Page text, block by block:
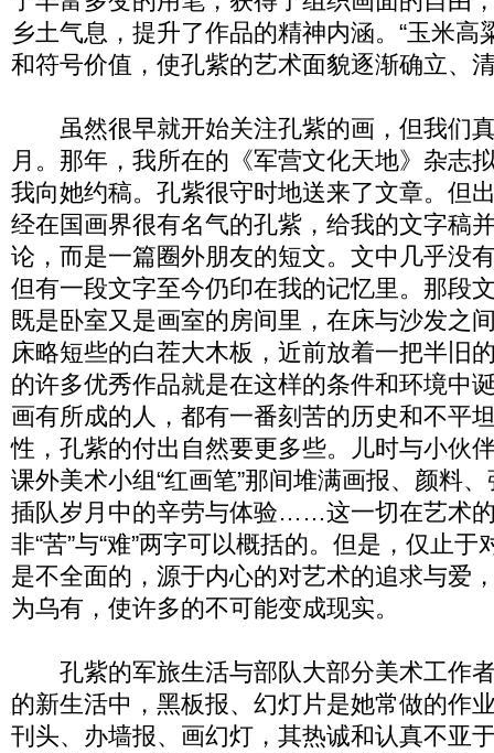
乡土气息，提升了作品的精神内涵。“玉米高
和符号价值，使孔紫的艺术面貌逐渐确立、
虽然很早就开始关注孔紫的画，但我们真
月。那年，我所在的《军营文化天地》杂志
我向她约稿。孔紫很守时地送来了文章。但
经在国画界很有名气的孔紫，给我的文字稿
论，而是一篇圈外朋友的短文。文中几乎没
但有一段文字至今仍印在我的记忆里。那段
既是卧室又是画室的房间里，在床与沙发之
床略短些的白茬大木板，近前放着一把半旧
的许多优秀作品就是在这样的条件和环境中
画有所成的人，都有一番刻苦的历史和不平
性，孔紫的付出自然要更多些。儿时与小伙
课外美术小组“红画笔”那间堆满画报、颜料
插队岁月中的辛劳与体验……这一切在艺术
非“苦”与“难”两字可以概括的。但是，仅止
是不全面的，源于内心的对艺术的追求与爱
为乌有，使许多的不可能变成现实。
孔紫的军旅生活与部队大部分美术工作
的新生活中，黑板报、幻灯片是她常做的作
刊头、办墙报、画幻灯，其热诚和认真不亚